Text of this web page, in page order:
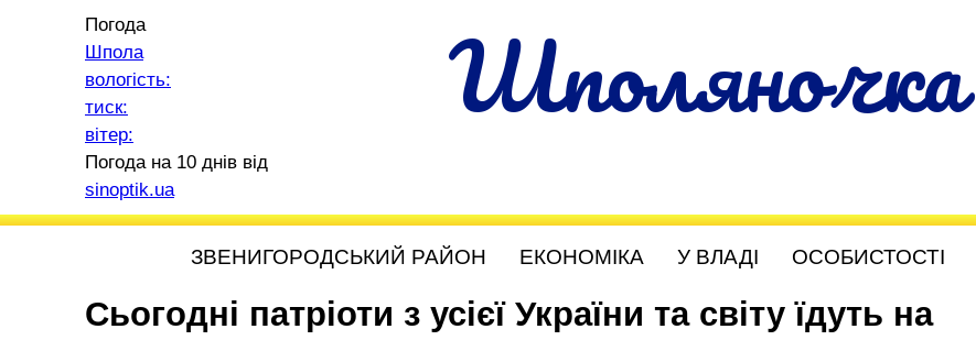
Шполяночка
Погода
Шпола
вологість:
тиск:
вітер:
Погода на 10 днів від
sinoptik.ua
ЗВЕНИГОРОДСЬКИЙ РАЙОН ЕКОНОМІКА У ВЛАДІ ОСОБИСТОСТІ
Сьогодні патріоти з усієї України та світу їдуть на